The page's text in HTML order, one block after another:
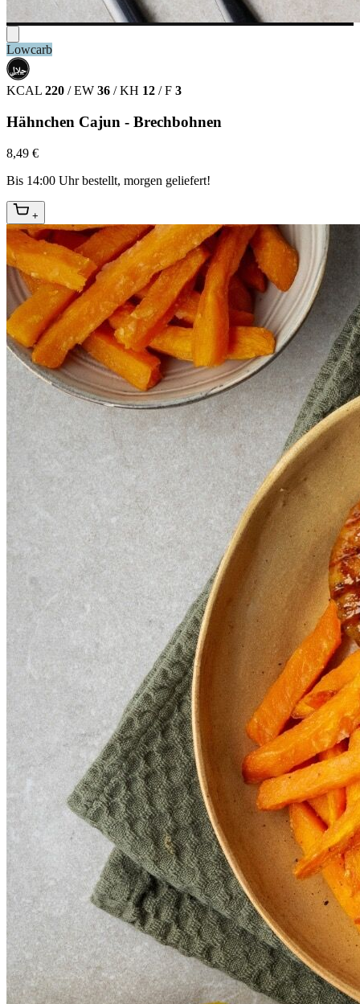
Lowcarb
حلال
HALAL
KCAL 220 / EW 36 / KH 12 / F 3
Hähnchen Cajun - Brechbohnen
8,49 €
Bis 14:00 Uhr bestellt, morgen geliefert!
+